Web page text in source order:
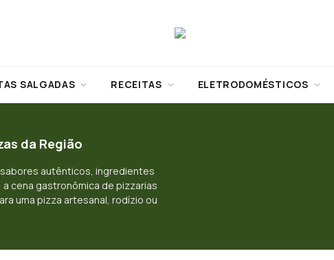
SALGADAS RECEITAS ELETRODOMÉSTICOS
da Região
autênticos, ingredientes
cena gastronômica de pizzarias
uma pizza artesanal, rodízio ou